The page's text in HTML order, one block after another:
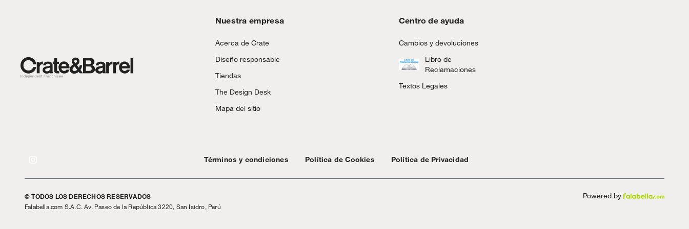
Nuestra empresa
Acerca de Crate
Diseño responsable
Tiendas
The Design Desk
Mapa del sitio
Centro de ayuda
Cambios y devoluciones
Libro de
Reclamaciones
Textos Legales
Términos y condiciones Política de Cookies Política de Privacidad
© TODOS LOS DERECHOS RESERVADOS
Falabella.com S.A.C. Av. Paseo de la República 3220, San Isidro, Perú
Powered by